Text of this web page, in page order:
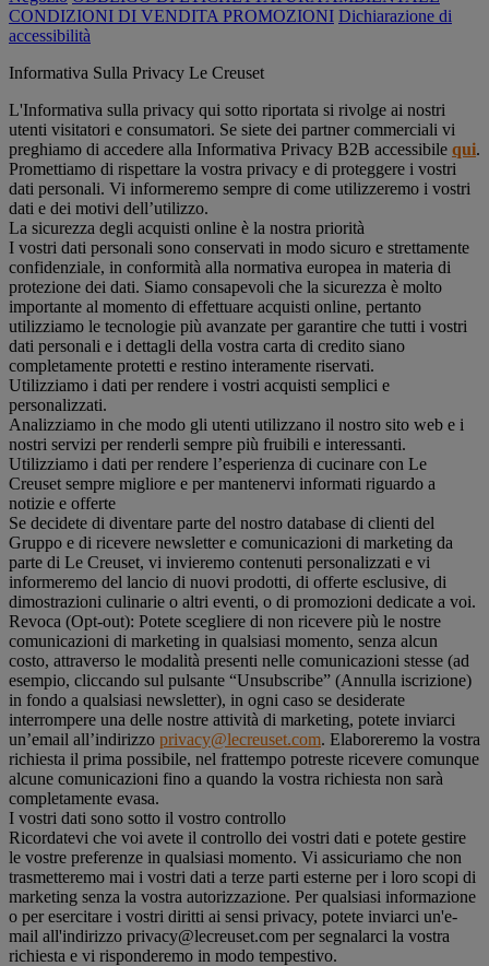
CONDIZIONI DI VENDITA PROMOZIONI Dichiarazione di
accessibilità
Informativa Sulla Privacy Le Creuset
L'Informativa sulla privacy qui sotto riportata si rivolge ai nostri
utenti visitatori e consumatori. Se siete dei partner commerciali vi
preghiamo di accedere alla Informativa Privacy B2B accessibile qui.
Promettiamo di rispettare la vostra privacy e di proteggere i vostri
dati personali. Vi informeremo sempre di come utilizzeremo i vostri
dati e dei motivi dell’utilizzo.
La sicurezza degli acquisti online è la nostra priorità
I vostri dati personali sono conservati in modo sicuro e strettamente
confidenziale, in conformità alla normativa europea in materia di
protezione dei dati. Siamo consapevoli che la sicurezza è molto
importante al momento di effettuare acquisti online, pertanto
utilizziamo le tecnologie più avanzate per garantire che tutti i vostri
dati personali e i dettagli della vostra carta di credito siano
completamente protetti e restino interamente riservati.
Utilizziamo i dati per rendere i vostri acquisti semplici e
personalizzati.
Analizziamo in che modo gli utenti utilizzano il nostro sito web e i
nostri servizi per renderli sempre più fruibili e interessanti.
Utilizziamo i dati per rendere l’esperienza di cucinare con Le
Creuset sempre migliore e per mantenervi informati riguardo a
notizie e offerte
Se decidete di diventare parte del nostro database di clienti del
Gruppo e di ricevere newsletter e comunicazioni di marketing da
parte di Le Creuset, vi invieremo contenuti personalizzati e vi
informeremo del lancio di nuovi prodotti, di offerte esclusive, di
dimostrazioni culinarie o altri eventi, o di promozioni dedicate a voi.
Revoca (Opt-out): Potete scegliere di non ricevere più le nostre
comunicazioni di marketing in qualsiasi momento, senza alcun
costo, attraverso le modalità presenti nelle comunicazioni stesse (ad
esempio, cliccando sul pulsante “Unsubscribe” (Annulla iscrizione)
in fondo a qualsiasi newsletter), in ogni caso se desiderate
interrompere una delle nostre attività di marketing, potete inviarci
un’email all’indirizzo privacy@lecreuset.com. Elaboreremo la vostra
richiesta il prima possibile, nel frattempo potreste ricevere comunque
alcune comunicazioni fino a quando la vostra richiesta non sarà
completamente evasa.
I vostri dati sono sotto il vostro controllo
Ricordatevi che voi avete il controllo dei vostri dati e potete gestire
le vostre preferenze in qualsiasi momento. Vi assicuriamo che non
trasmetteremo mai i vostri dati a terze parti esterne per i loro scopi di
marketing senza la vostra autorizzazione. Per qualsiasi informazione
o per esercitare i vostri diritti ai sensi privacy, potete inviarci un'e-
mail all'indirizzo privacy@lecreuset.com per segnalarci la vostra
richiesta e vi risponderemo in modo tempestivo.